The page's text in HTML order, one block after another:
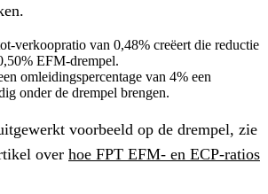
verkoopratio van 0,48% creëert die reductie
EFM-drempel.
omleidingspercentage van 4% een
onder de drempel brengen.
voorbeeld op de drempel, zie
over hoe FPT EFM- en ECP-ratios